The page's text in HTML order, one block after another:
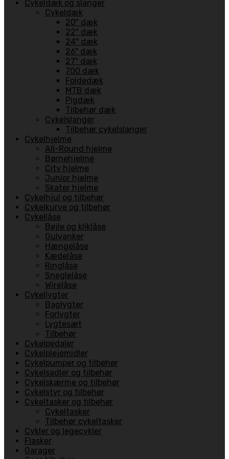
Cykeldæk og slanger
Cykeldæk
20" dæk
22" dæk
24" dæk
26" dæk
27" dæk
700 dæk
Foldedæk
MTB dæk
Pigdæk
Tilbehør dæk
Cykelslanger
Tilbehør cykelslanger
Cykelhjelme
All-Round hjelme
Børnehjelme
City hjelme
Junior hjelme
Skater hjelme
Cykelhjul og tilbehør
Cykelkurve og tilbehør
Cykellåse
Bøjle og kliklåse
Gulvanker
Hængelåse
Kædelåse
Ringlåse
Sneglelåse
Wirelåse
Cykellygter
Baglygter
Forlygter
Lygtesæt
Tilbehør
Cykelpedaler
Cykelplejemidler
Cykelpumper og tilbehør
Cykelsadler og tilbehør
Cykelskærme og tilbehør
Cykelstyr og tilbehør
Cykeltasker og tilbehør
Cykeltasker
Tilbehør cykeltasker
Cykler og legecykler
Flasker
Garager